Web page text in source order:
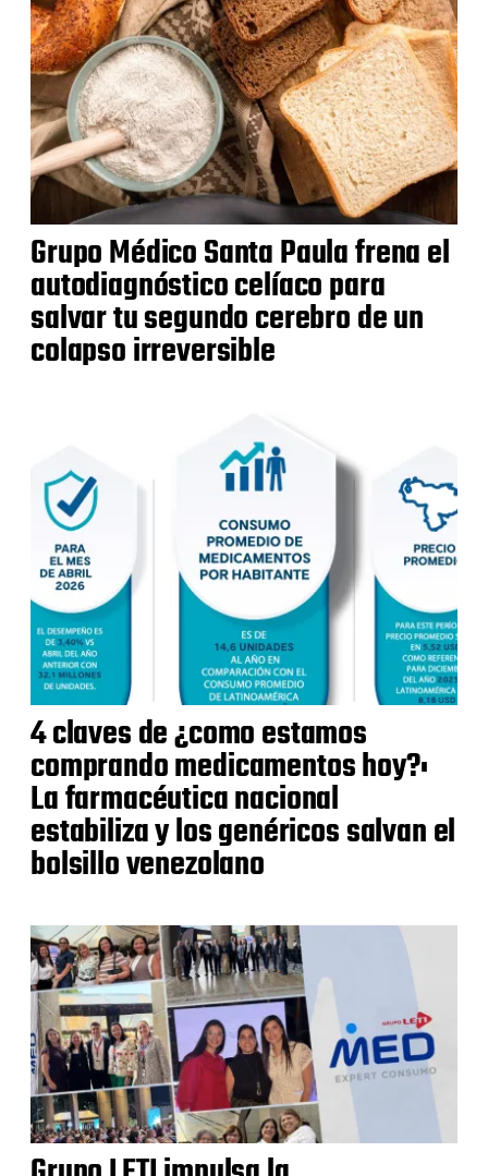
Grupo Médico Santa Paula frena el
autodiagnóstico celíaco para
salvar tu segundo cerebro de un
colapso irreversible
4 claves de ¿como estamos
comprando medicamentos hoy?:
La farmacéutica nacional
estabiliza y los genéricos salvan el
bolsillo venezolano